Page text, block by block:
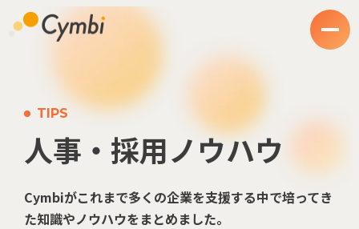
TIPS
人事・採用ノウハウ
Cymbiがこれまで多くの企業を支援する中で培ってき
た知識やノウハウをまとめました。